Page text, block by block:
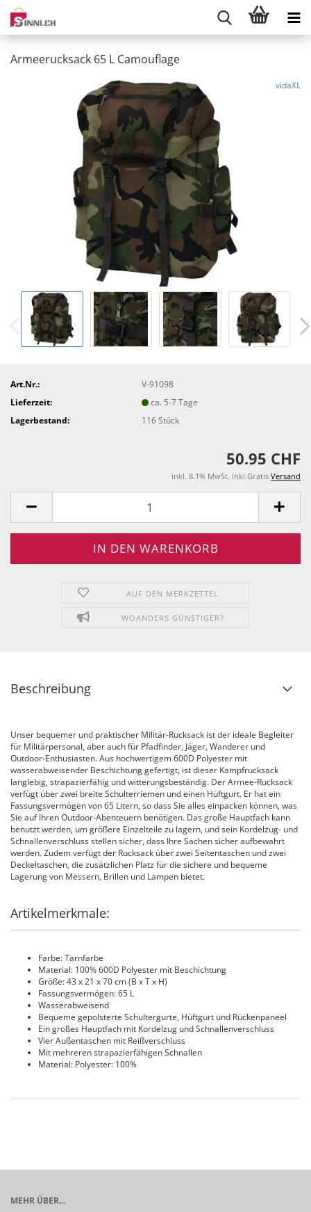
Armeerucksack 65 L Camouflage
vidaXL
Art.Nr.:
V-91098
Lieferzeit:
ca. 5-7 Tage
Lagerbestand:
116Stück
50.95 CHF
inkl. 8.1% MwSt. inkl.Gratis Versand
AUF DEN MERKZETTEL
WOANDERS GÜNSTIGER?
Beschreibung
Unser bequemer und praktischer Militär-Rucksack ist der ideale Begleiter
für Militärpersonal, aber auch für Pfadfinder, Jäger, Wanderer und
Outdoor-Enthusiasten. Aus hochwertigem 600D Polyester mit
wasserabweisender Beschichtung gefertigt, ist dieser Kampfrucksack
langlebig, strapazierfähig und witterungsbeständig. Der Armee-Rucksack
verfügt über zwei breite Schulterriemen und einen Hüftgurt. Er hat ein
Fassungsvermögen von 65 Litern, so dass Sie alles einpacken können, was
Sie auf Ihren Outdoor-Abenteuern benötigen. Das große Hauptfach kann
benutzt werden, um größere Einzelteile zu lagern, und sein Kordelzug- und
Schnallenverschluss stellen sicher, dass Ihre Sachen sicher aufbewahrt
werden. Zudem verfügt der Rucksack über zwei Seitentaschen und zwei
Deckeltaschen, die zusätzlichen Platz für die sichere und bequeme
Lagerung von Messern, Brillen und Lampen bietet.
Artikelmerkmale:
Farbe: Tarnfarbe
Material: 100% 600D Polyester mit Beschichtung
Größe: 43 x 21 x 70 cm (B x T x H)
Fassungsvermögen: 65 L
Wasserabweisend
Bequeme gepolsterte Schultergurte, Hüftgurt und Rückenpaneel
Ein großes Hauptfach mit Kordelzug und Schnallenverschluss
Vier Außentaschen mit Reißverschluss
Mit mehreren strapazierfähigen Schnallen
Material: Polyester: 100%
MEHR ÜBER...